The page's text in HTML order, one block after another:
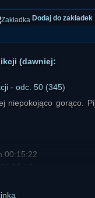
01:46:36
01:51:18
Dodaj do zakładek
(dawniej:
- odc. 50 (345)
niepokojąco gorąco.
00:15:22
Barker 01:00:34